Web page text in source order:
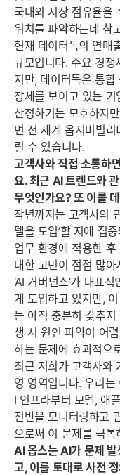
국내외 시장 점유율을
위치를 파악하는데 참
현재 데이터독의 연매
규모입니다. 주요 경쟁
지만, 데이터독은 통
장세를 보이고 있는 기
산정하기는 모호하지
면 전 세계 옵저버빌
릴 수 있습니다.
고객사와 직접 소통하
요. 최근 AI 트렌드와
무엇인가요? 또 이를
작년까지는 고객사의
델을 도입’할 지에 집
업무 환경에 적용한 후
대한 고민이 점점 많아
‘AI 거버넌스’가 대표
게 도입하고 있지만,
는 아직 충분히 갖추
생 시 원인 파악이 어
하는 문제에 효과적으
최근 저희가 고객사와
영 영역입니다. 우리
I 인프라부터 모델, 애
전반을 모니터링하고
으로써 이 문제를 극복
AI 옵스는 AI가 문제
고, 이를 토대로 사전